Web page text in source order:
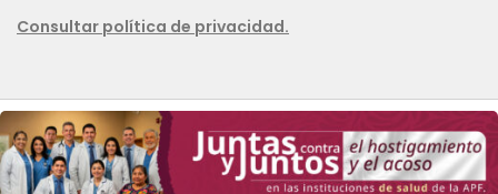
Consultar política de privacidad.